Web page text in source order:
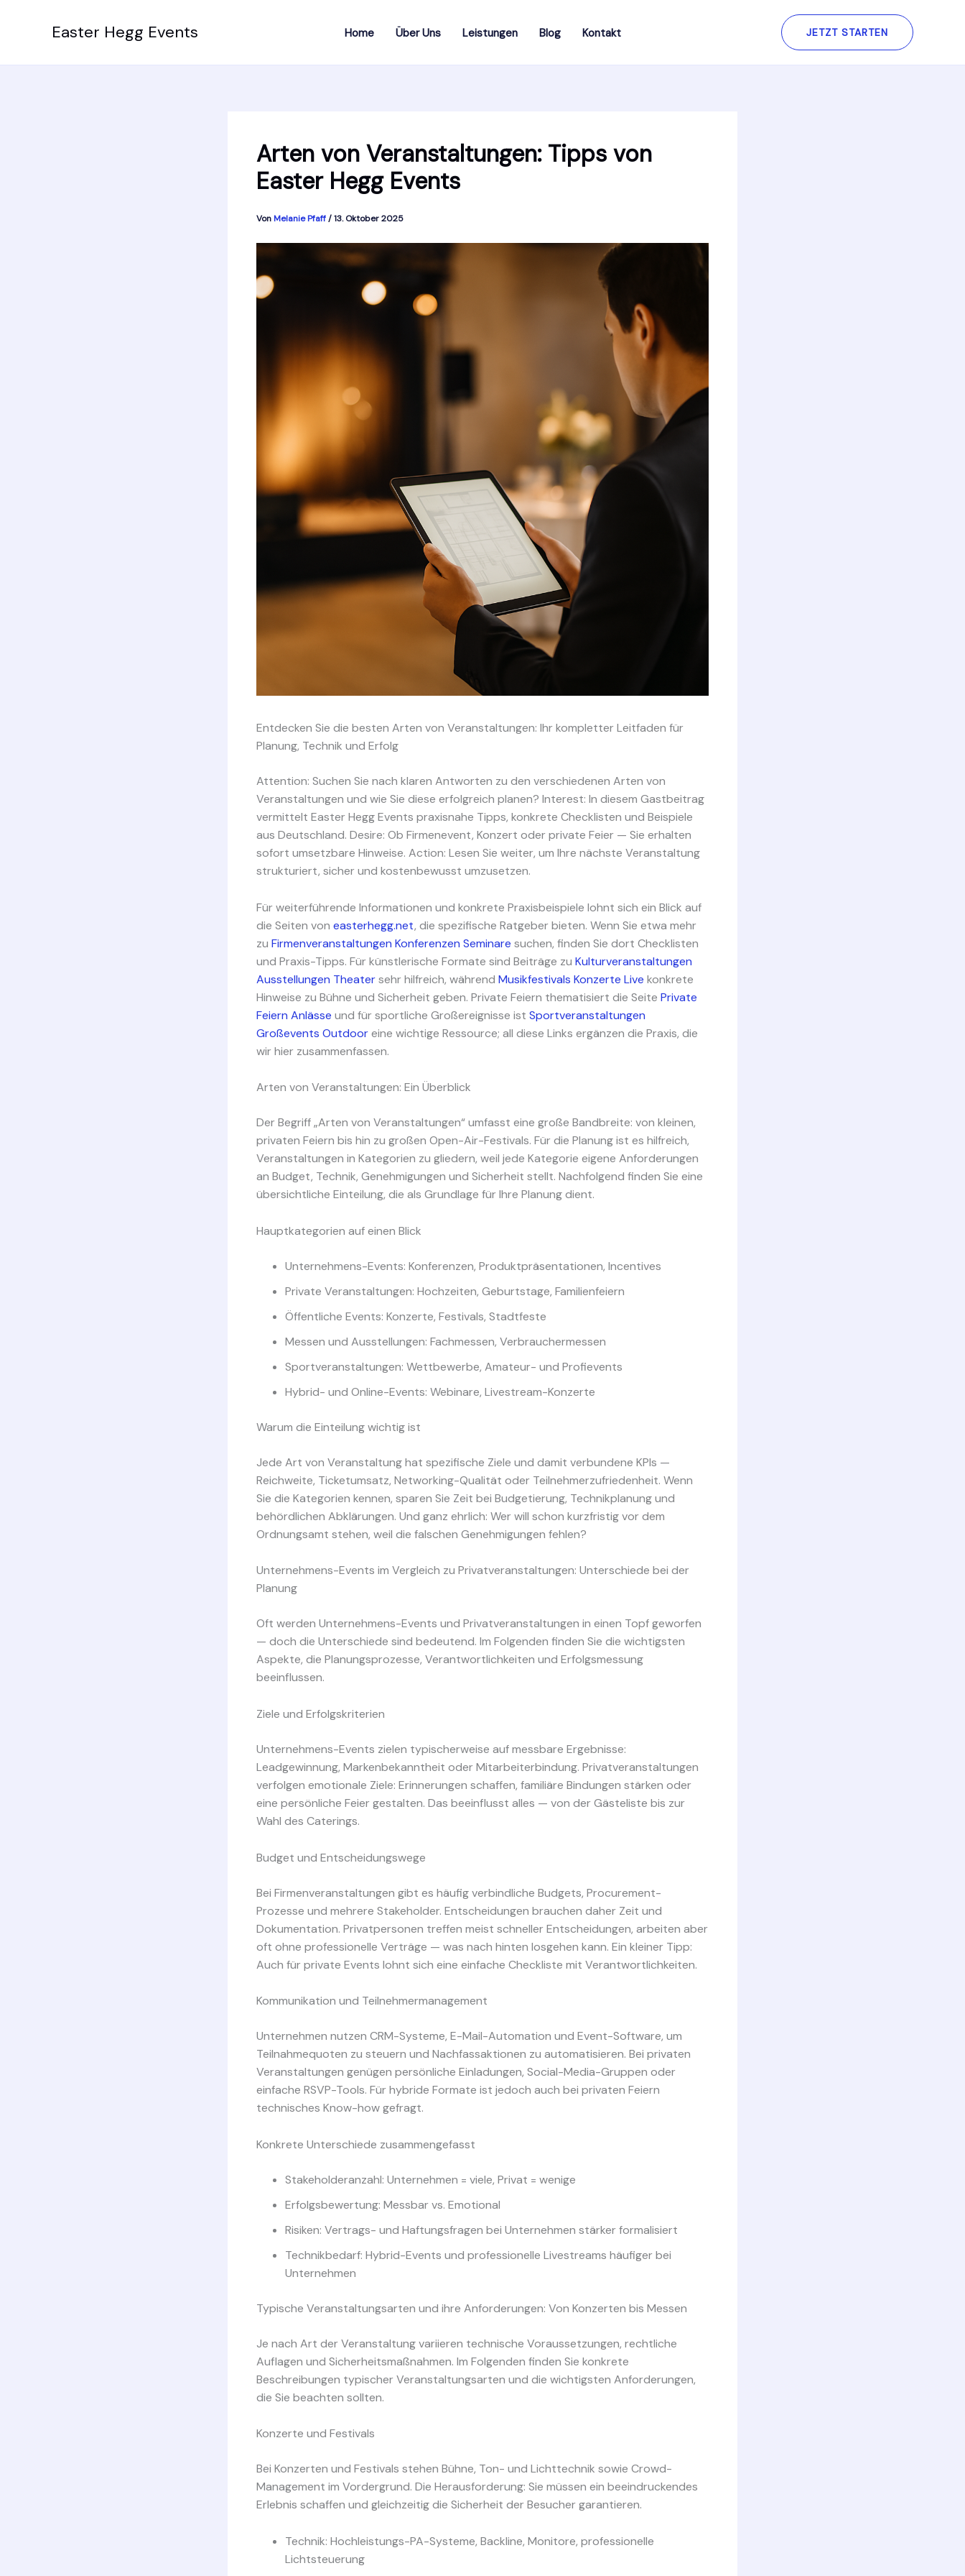
Easter Hegg Events Home Über Uns Leistungen Blog Kontakt JETZT STARTEN
Arten von Veranstaltungen: Tipps von
Easter Hegg Events
VonMelanie Pfaff/13. Oktober 2025
Entdecken Sie die besten Arten von Veranstaltungen: Ihr kompletter Leitfaden für
Planung, Technik und Erfolg
Attention: Suchen Sie nach klaren Antworten zu den verschiedenen Arten von
Veranstaltungen und wie Sie diese erfolgreich planen? Interest: In diesem Gastbeitrag
vermittelt Easter Hegg Events praxisnahe Tipps, konkrete Checklisten und Beispiele
aus Deutschland. Desire: Ob Firmenevent, Konzert oder private Feier — Sie erhalten
sofort umsetzbare Hinweise. Action: Lesen Sie weiter, um Ihre nächste Veranstaltung
strukturiert, sicher und kostenbewusst umzusetzen.
Für weiterführende Informationen und konkrete Praxisbeispiele lohnt sich ein Blick auf
die Seiten von easterhegg.net, die spezifische Ratgeber bieten. Wenn Sie etwa mehr
zu Firmenveranstaltungen Konferenzen Seminare suchen, finden Sie dort Checklisten
und Praxis-Tipps. Für künstlerische Formate sind Beiträge zu Kulturveranstaltungen
Ausstellungen Theatersehr hilfreich, während Musikfestivals Konzerte Live konkrete
Hinweise zu Bühne und Sicherheit geben. Private Feiern thematisiert die Seite Private
Feiern Anlässe und für sportliche Großereignisse ist Sportveranstaltungen
Großevents Outdooreine wichtige Ressource; all diese Links ergänzen die Praxis, die
wir hier zusammenfassen.
Arten von Veranstaltungen: Ein Überblick
Der Begriff „Arten von Veranstaltungen“ umfasst eine große Bandbreite: von kleinen,
privaten Feiern bis hin zu großen Open-Air-Festivals. Für die Planung ist es hilfreich,
Veranstaltungen in Kategorien zu gliedern, weil jede Kategorie eigene Anforderungen
an Budget, Technik, Genehmigungen und Sicherheit stellt. Nachfolgend finden Sie eine
übersichtliche Einteilung, die als Grundlage für Ihre Planung dient.
Hauptkategorien auf einen Blick
Unternehmens-Events: Konferenzen, Produktpräsentationen, Incentives
Private Veranstaltungen: Hochzeiten, Geburtstage, Familienfeiern
Öffentliche Events: Konzerte, Festivals, Stadtfeste
Messen und Ausstellungen: Fachmessen, Verbrauchermessen
Sportveranstaltungen: Wettbewerbe, Amateur- und Profievents
Hybrid- und Online-Events: Webinare, Livestream-Konzerte
Warum die Einteilung wichtig ist
Jede Art von Veranstaltung hat spezifische Ziele und damit verbundene KPIs —
Reichweite, Ticketumsatz, Networking-Qualität oder Teilnehmerzufriedenheit. Wenn
Sie die Kategorien kennen, sparen Sie Zeit bei Budgetierung, Technikplanung und
behördlichen Abklärungen. Und ganz ehrlich: Wer will schon kurzfristig vor dem
Ordnungsamt stehen, weil die falschen Genehmigungen fehlen?
Unternehmens-Events im Vergleich zu Privatveranstaltungen: Unterschiede bei der
Planung
Oft werden Unternehmens-Events und Privatveranstaltungen in einen Topf geworfen
— doch die Unterschiede sind bedeutend. Im Folgenden finden Sie die wichtigsten
Aspekte, die Planungsprozesse, Verantwortlichkeiten und Erfolgsmessung
beeinflussen.
Ziele und Erfolgskriterien
Unternehmens-Events zielen typischerweise auf messbare Ergebnisse:
Leadgewinnung, Markenbekanntheit oder Mitarbeiterbindung. Privatveranstaltungen
verfolgen emotionale Ziele: Erinnerungen schaffen, familiäre Bindungen stärken oder
eine persönliche Feier gestalten. Das beeinflusst alles — von der Gästeliste bis zur
Wahl des Caterings.
Budget und Entscheidungswege
Bei Firmenveranstaltungen gibt es häufig verbindliche Budgets, Procurement-
Prozesse und mehrere Stakeholder. Entscheidungen brauchen daher Zeit und
Dokumentation. Privatpersonen treffen meist schneller Entscheidungen, arbeiten aber
oft ohne professionelle Verträge — was nach hinten losgehen kann. Ein kleiner Tipp:
Auch für private Events lohnt sich eine einfache Checkliste mit Verantwortlichkeiten.
Kommunikation und Teilnehmermanagement
Unternehmen nutzen CRM-Systeme, E-Mail-Automation und Event-Software, um
Teilnahmequoten zu steuern und Nachfassaktionen zu automatisieren. Bei privaten
Veranstaltungen genügen persönliche Einladungen, Social-Media-Gruppen oder
einfache RSVP-Tools. Für hybride Formate ist jedoch auch bei privaten Feiern
technisches Know-how gefragt.
Konkrete Unterschiede zusammengefasst
Stakeholderanzahl: Unternehmen = viele, Privat = wenige
Erfolgsbewertung: Messbar vs. Emotional
Risiken: Vertrags- und Haftungsfragen bei Unternehmen stärker formalisiert
Technikbedarf: Hybrid-Events und professionelle Livestreams häufiger bei
Unternehmen
Typische Veranstaltungsarten und ihre Anforderungen: Von Konzerten bis Messen
Je nach Art der Veranstaltung variieren technische Voraussetzungen, rechtliche
Auflagen und Sicherheitsmaßnahmen. Im Folgenden finden Sie konkrete
Beschreibungen typischer Veranstaltungsarten und die wichtigsten Anforderungen,
die Sie beachten sollten.
Konzerte und Festivals
Bei Konzerten und Festivals stehen Bühne, Ton- und Lichttechnik sowie Crowd-
Management im Vordergrund. Die Herausforderung: Sie müssen ein beeindruckendes
Erlebnis schaffen und gleichzeitig die Sicherheit der Besucher garantieren.
Technik: Hochleistungs-PA-Systeme, Backline, Monitore, professionelle
Lichtsteuerung